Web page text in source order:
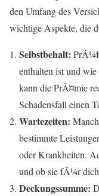
den Umfang des
wichtige Aspekte, die
Selbstbehalt:
enthalten ist und
kann die PrÃ¤mie
Schadensfall einen
Wartezeiten:
bestimmte
oder Krankheiten.
und ob sie fÃ¼r
Deckungssumme: